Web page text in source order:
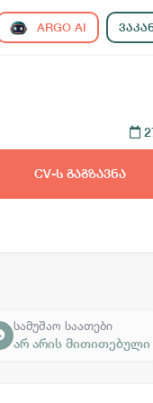
ARGO AI
CV-ს გაგზავნა
სამუშაო საათები
არ არის მითითებული